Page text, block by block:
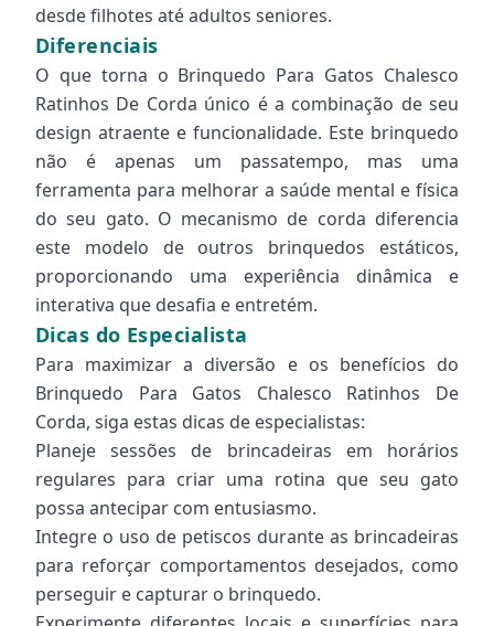
desde filhotes até adultos seniores.
Diferenciais
O que torna o Brinquedo Para Gatos Chalesco
Ratinhos De Corda único é a combinação de seu
design atraente e funcionalidade. Este brinquedo
não é apenas um passatempo, mas uma
ferramenta para melhorar a saúde mental e física
do seu gato. O mecanismo de corda diferencia
este modelo de outros brinquedos estáticos,
proporcionando uma experiência dinâmica e
interativa que desafia e entretém.
Dicas do Especialista
Para maximizar a diversão e os benefícios do
Brinquedo Para Gatos Chalesco Ratinhos De
Corda, siga estas dicas de especialistas:
Planeje sessões de brincadeiras em horários
regulares para criar uma rotina que seu gato
possa antecipar com entusiasmo.
Integre o uso de petiscos durante as brincadeiras
para reforçar comportamentos desejados, como
perseguir e capturar o brinquedo.